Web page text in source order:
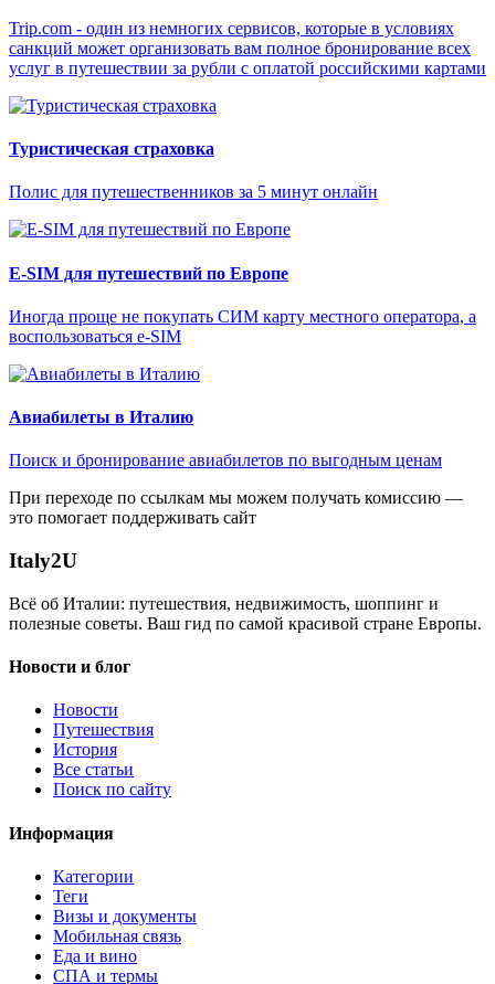
Trip.com - один из немногих сервисов, которые в условиях
санкций может организовать вам полное бронирование всех
услуг в путешествии за рубли с оплатой российскими картами
Туристическая страховка
Полис для путешественников за 5 минут онлайн
E-SIM для путешествий по Европе
Иногда проще не покупать СИМ карту местного оператора, а
воспользоваться e-SIM
Авиабилеты в Италию
Поиск и бронирование авиабилетов по выгодным ценам
При переходе по ссылкам мы можем получать комиссию —
это помогает поддерживать сайт
Italy2U
Всё об Италии: путешествия, недвижимость, шоппинг и
полезные советы. Ваш гид по самой красивой стране Европы.
Новости и блог
Новости
Путешествия
История
Все статьи
Поиск по сайту
Информация
Категории
Теги
Визы и документы
Мобильная связь
Еда и вино
СПА и термы